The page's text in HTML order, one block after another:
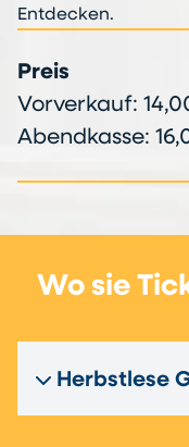
Entdecken.
Preis
Vorverkauf:
Abendkasse:
Wo sie
Herbstlese